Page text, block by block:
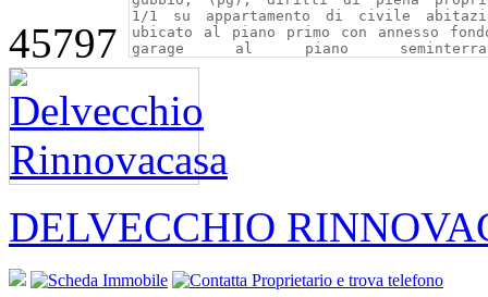
45797
DELVECCHIO